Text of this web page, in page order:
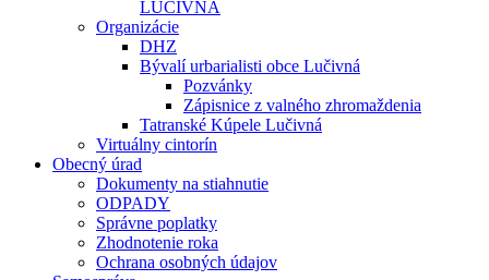
LUČIVNÁ
Organizácie
DHZ
Bývalí urbarialisti obce Lučivná
Pozvánky
Zápisnice z valného zhromaždenia
Tatranské Kúpele Lučivná
Virtuálny cintorín
Obecný úrad
Dokumenty na stiahnutie
ODPADY
Správne poplatky
Zhodnotenie roka
Ochrana osobných údajov